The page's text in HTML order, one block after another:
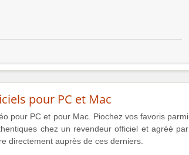
pour PC et Mac
pour PC et pour Mac. Piochez vos favoris parmi
chez un revendeur officiel et agréé par
directement auprès de ces derniers.